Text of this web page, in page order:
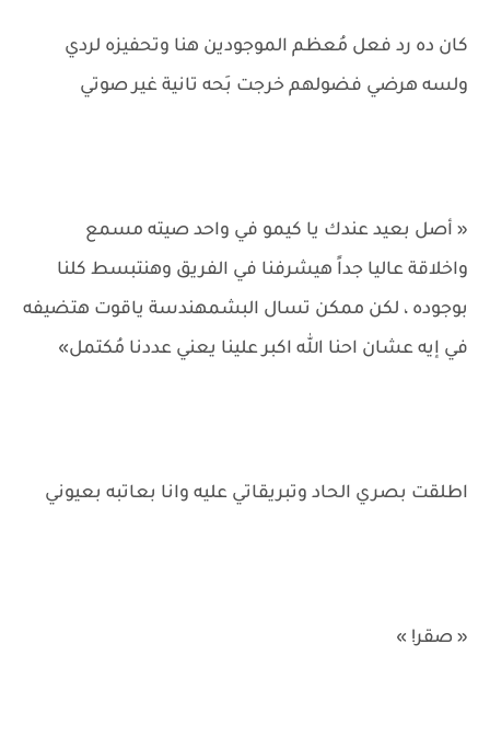
كان ده رد فعل مُعظم الموجودين هنا وتحفيزه لردي
ولسه هرضي فضولهم خرجت بَحه تانية غير صوتي
« أصل بعيد عندك يا كيمو في واحد صيته مسمع
واخلاقة عاليا جداً هيشرفنا في الفريق وهنتبسط كلنا
بوجوده ، لكن ممكن تسال البشمهندسة ياقوت هتضيفه
في إيه عشان احنا الله اكبر علينا يعني عددنا مُكتمل»
اطلقت بصري الحاد وتبريقاتي عليه وانا بعاتبه بعيوني
« صقر! »